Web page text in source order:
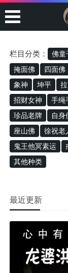
栏目分类： 佛童
掩面佛
四面佛
象神
坤平
招财女神
手绳
珍品老牌
自身
座山佛
徐祝老
鬼王他冥素运
其他种类
最近更新